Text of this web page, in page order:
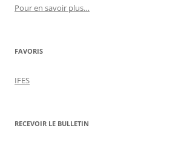
Pour en savoir plus…
FAVORIS
IFES
RECEVOIR LE BULLETIN